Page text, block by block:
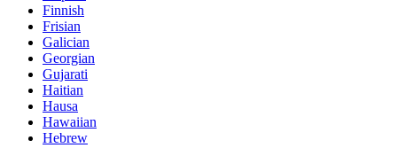
Finnish
Frisian
Galician
Georgian
Gujarati
Haitian
Hausa
Hawaiian
Hebrew